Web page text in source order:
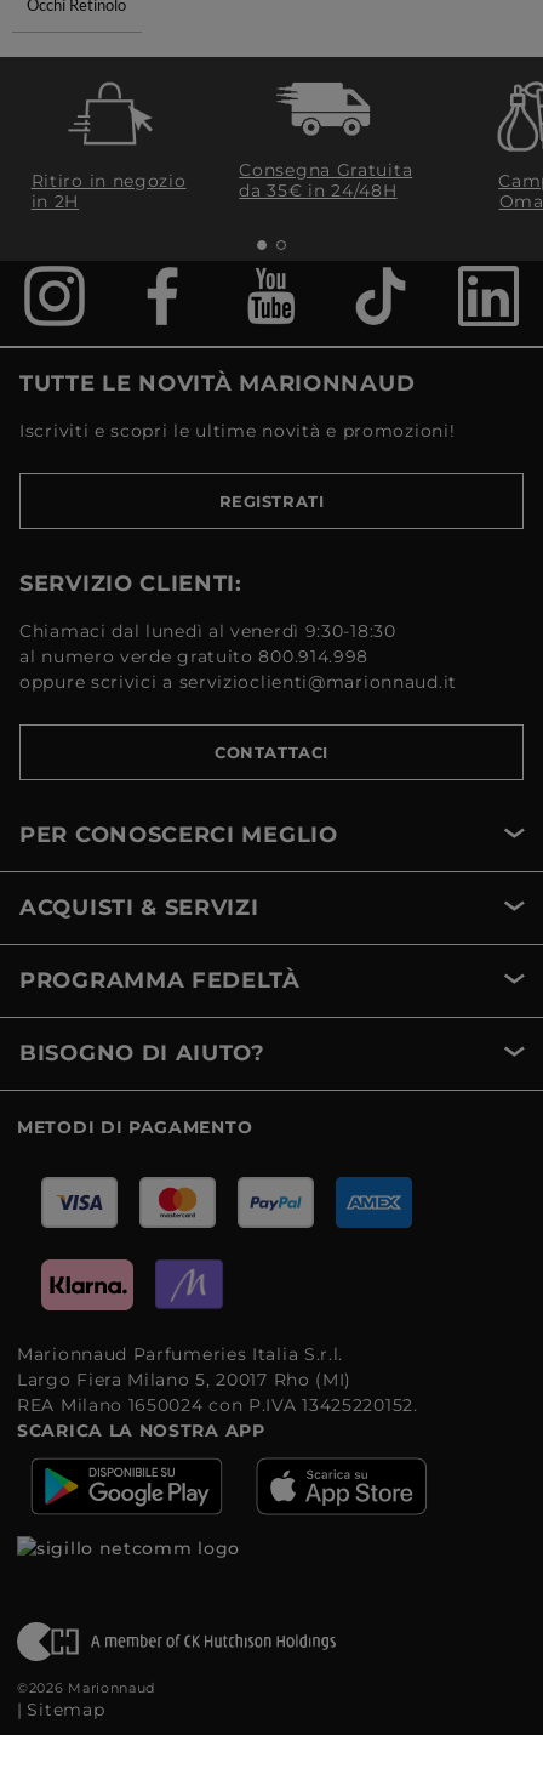
Occhi Retinolo
Ritiro in negozio
in 2H
Consegna Gratuita
da 35€​ in 24/48H
TUTTE LE NOVITÀ MARIONNAUD
Iscriviti e scopri le ultime novità e promozioni!
REGISTRATI
SERVIZIO CLIENTI:
Chiamaci dal lunedì al venerdì 9:30-18:30
al numero verde gratuito 800.914.998
oppure scrivici a servizioclienti@marionnaud.it
CONTATTACI
PER CONOSCERCI MEGLIO
ACQUISTI & SERVIZI
PROGRAMMA FEDELTÀ
BISOGNO DI AIUTO?
METODI DI PAGAMENTO
Marionnaud Parfumeries Italia S.r.l.
Largo Fiera Milano 5, 20017 Rho (MI)
REA Milano 1650024 con P.IVA 13425220152.
SCARICA LA NOSTRA APP
©2026 Marionnaud
| Sitemap